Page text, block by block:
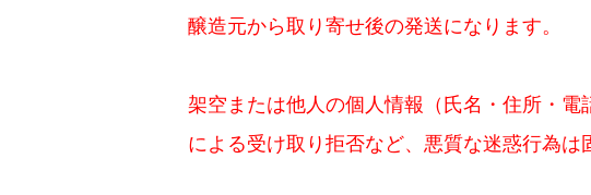
醸造元から取り寄せ後の発送になります。
架空または他人の個人情報（氏名・住所・
による受け取り拒否など、悪質な迷惑行為は